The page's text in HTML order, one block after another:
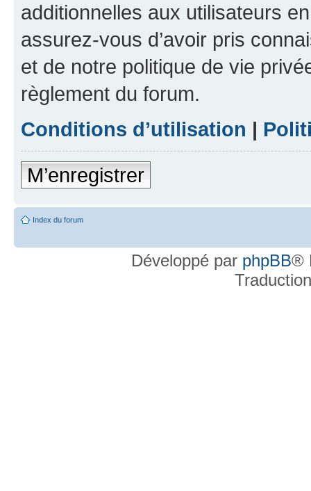
additionnelles aux utilisateurs
assurez-vous d’avoir pris
et de notre politique de vie
règlement du forum.
Conditions d’utilisation |
M’enregistrer
Index du forum
Développé par phpBB®